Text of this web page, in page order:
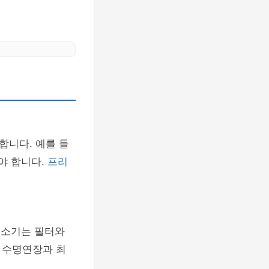
니다. 예를 들
합니다. 프리
기는 필터와
명연장과 최